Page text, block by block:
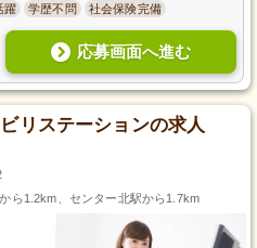
躍 学歴不問 社会保険完備
応募画面へ進む
リステーションの求人
ら1.2km、センター北駅から1.7km